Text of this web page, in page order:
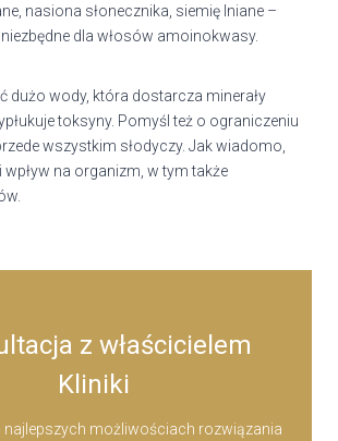
nasiona słonecznika, siemię lniane –
dla włosów amoinokwasy.
dużo wody, która dostarcza minerały
toksyny. Pomyśl też o ograniczeniu
wszystkim słodyczy. Jak wiadomo,
na organizm, w tym także
z właścicielem
Kliniki
najlepszych możliwościach rozwiązania